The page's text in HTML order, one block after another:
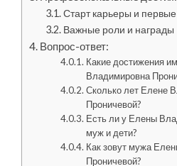
Старт карьеры и
Важные роли и награды
Вопрос-ответ:
Какие достижения
Владимировна
Сколько лет Елене
Проничевой?
Есть ли у Елены
муж и дети?
Как зовут мужа
Проничевой?